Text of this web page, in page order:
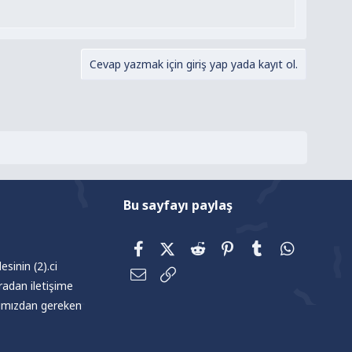
Cevap yazmak için giriş yap yada kayıt ol.
(2).ci
iletişime
gereken
Bu sayfayı paylaş
FacebookX (Twitter)
Reddit Pinterest
Tumblr
E-posta